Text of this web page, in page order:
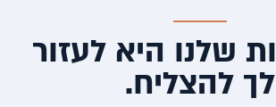
שלנו היא לעזור
לך להצליח.